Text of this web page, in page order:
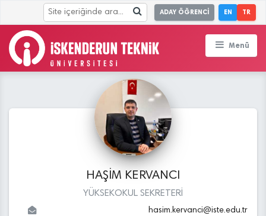
ADAY ÖĞRENCİ EN TR
Menü
HAŞİM KERVANCI
YÜKSEKOKUL SEKRETERİ
hasim.kervanci@iste.edu.tr